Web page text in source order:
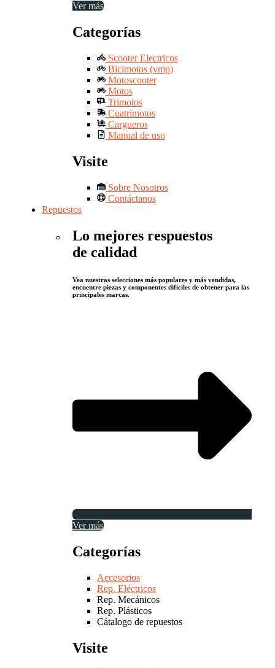
Ver más
Categorías
Scooter Electricos
Bicimotos (vmp)
Motoscooter
Motos
Trimotos
Cuatrimotos
Cargueros
Manual de uso
Visite
Sobre Nosotros
Contáctanos
Repuestos
Lo mejores respuestos
de calidad
Vea nuestras selecciones más populares y más vendidas,
encuentre piezas y componentes difíciles de obtener para las
principales marcas.
Ver más
Categorías
Accesorios
Rep. Eléctricos
Rep. Mecánicos
Rep. Plásticos
Cátalogo de repuestos
Visite